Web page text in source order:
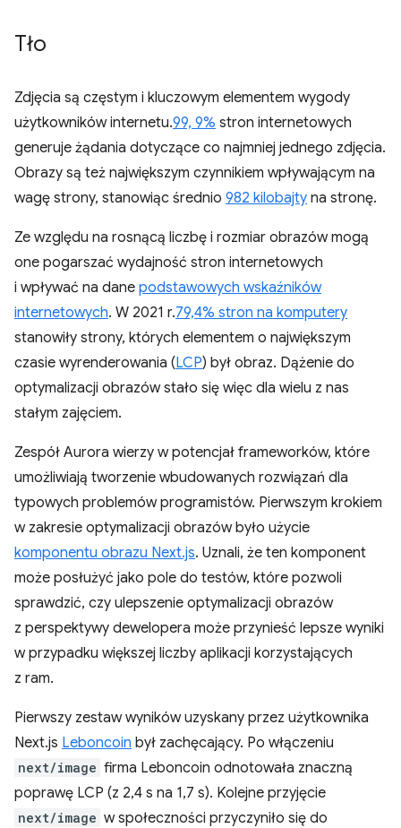
Tło
Zdjęcia są częstym i kluczowym elementem wygody
użytkowników internetu.99, 9% stron internetowych
generuje żądania dotyczące co najmniej jednego zdjęcia.
Obrazy są też największym czynnikiem wpływającym na
wagę strony, stanowiąc średnio 982 kilobajty na stronę.
Ze względu na rosnącą liczbę i rozmiar obrazów mogą
one pogarszać wydajność stron internetowych
i wpływać na dane podstawowych wskaźników
internetowych. W 2021 r.79,4% stron na komputery
stanowiły strony, których elementem o największym
czasie wyrenderowania (LCP) był obraz. Dążenie do
optymalizacji obrazów stało się więc dla wielu z nas
stałym zajęciem.
Zespół Aurora wierzy w potencjał frameworków, które
umożliwiają tworzenie wbudowanych rozwiązań dla
typowych problemów programistów. Pierwszym krokiem
w zakresie optymalizacji obrazów było użycie
komponentu obrazu Next.js. Uznali, że ten komponent
może posłużyć jako pole do testów, które pozwoli
sprawdzić, czy ulepszenie optymalizacji obrazów
z perspektywy dewelopera może przynieść lepsze wyniki
w przypadku większej liczby aplikacji korzystających
z ram.
Pierwszy zestaw wyników uzyskany przez użytkownika
Next.js Leboncoin był zachęcający. Po włączeniu
next/image firma Leboncoin odnotowała znaczną
poprawę LCP (z 2,4 s na 1,7 s). Kolejne przyjęcie
next/image w społeczności przyczyniło się do